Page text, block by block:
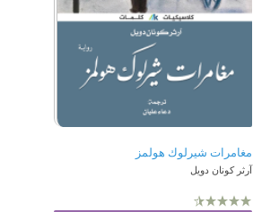
مغامرات شيرلوك هولمز
آرثر كونان دويل